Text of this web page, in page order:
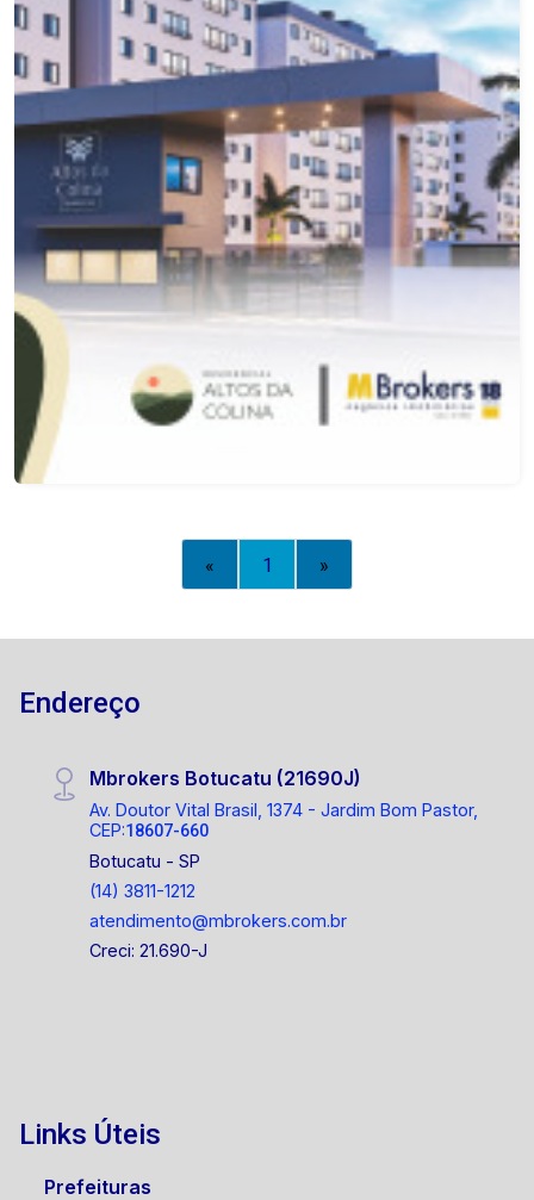
« 1 »
Endereço
Mbrokers Botucatu (21690J)
Av. Doutor Vital Brasil, 1374 - Jardim Bom Pastor,
CEP:18607-660
Botucatu - SP
(14) 3811-1212
atendimento@mbrokers.com.br
Creci: 21.690-J
Links Úteis
Prefeituras